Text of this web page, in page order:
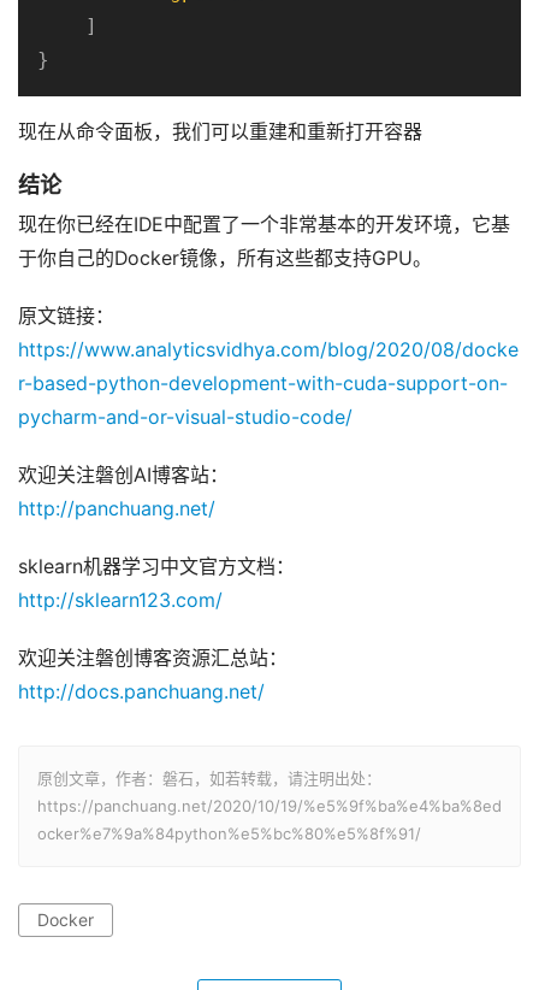
    ]
}
现在从命令面板，我们可以重建和重新打开容器
结论
现在你已经在IDE中配置了一个非常基本的开发环境，它基
于你自己的Docker镜像，所有这些都支持GPU。
原文链接：
https://www.analyticsvidhya.com/blog/2020/08/docke
r-based-python-development-with-cuda-support-on-
pycharm-and-or-visual-studio-code/
欢迎关注磐创AI博客站：
http://panchuang.net/
sklearn机器学习中文官方文档：
http://sklearn123.com/
欢迎关注磐创博客资源汇总站：
http://docs.panchuang.net/
原创文章，作者：磐石，如若转载，请注明出处：
https://panchuang.net/2020/10/19/%e5%9f%ba%e4%ba%8ed
ocker%e7%9a%84python%e5%bc%80%e5%8f%91/
Docker